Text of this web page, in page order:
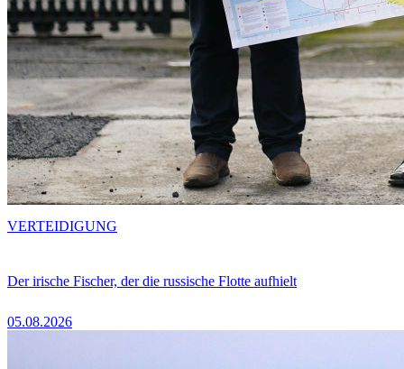
Der irische Fischer, der die russische Flotte aufhielt
05.08.2026
VERTEIDIGUNG